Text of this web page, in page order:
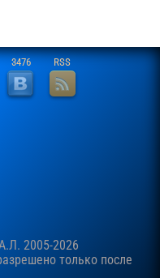
3476 RSS
2005-2026
только после